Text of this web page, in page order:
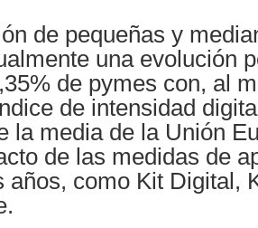
de pequeñas y
una evolución
de pymes con, al
de intensidad
la media de la Unión
de las medidas de
años, como Kit Digital,